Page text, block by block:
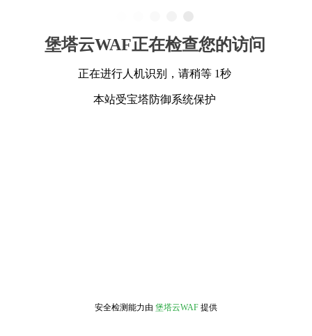
堡塔云WAF正在检查您的访问
正在进行人机识别，请稍等 1秒
本站受宝塔防御系统保护
安全检测能力由 堡塔云WAF 提供